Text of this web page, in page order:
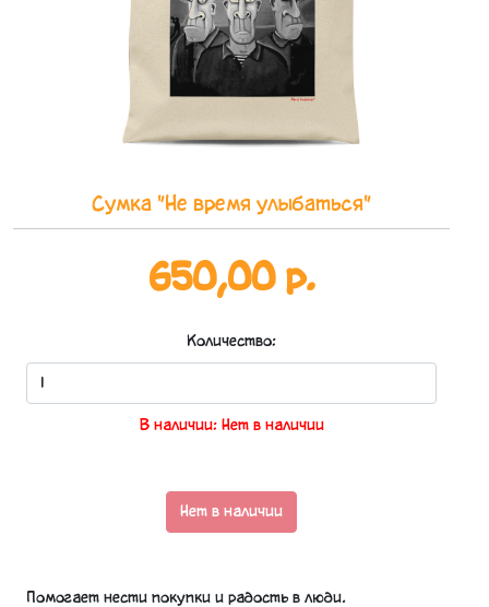
Сумка "Не время улыбаться"
650,00 р.
Количество:
В наличии: Нет в наличии
Нет в наличии
Помогает нести покупки и радость в люди.